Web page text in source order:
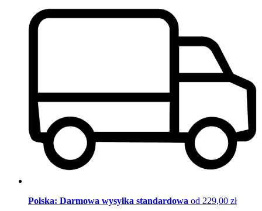
Polska: Darmowa wysyłka standardowa od 229,00 zł